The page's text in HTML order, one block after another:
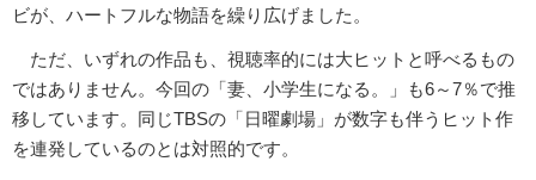
ビが、ハートフルな物語を繰り広げました。
ただ、いずれの作品も、視聴率的には大ヒットと呼べるもの
ではありません。今回の「妻、小学生になる。」も6～7％で推
移しています。同じTBSの「日曜劇場」が数字も伴うヒット作
を連発しているのとは対照的です。